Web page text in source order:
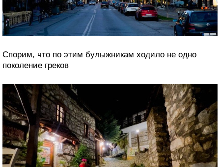
Спорим, что по этим булыжникам ходило не одно
поколение греков